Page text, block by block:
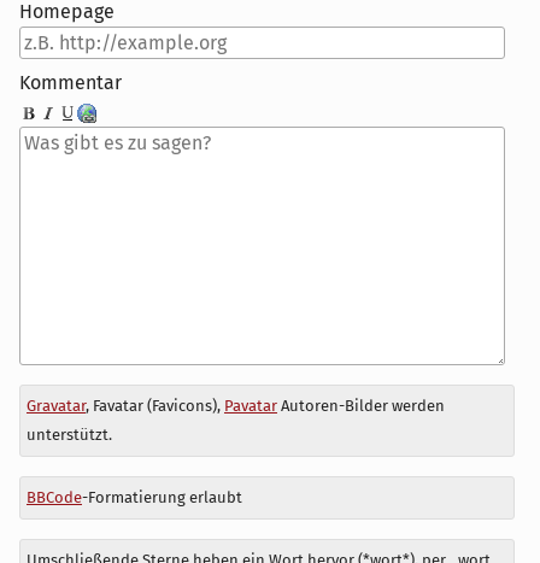
Homepage
Kommentar
Antwort
zu
Gravatar, Favatar (Favicons), PavatarAutoren-Bilder werden
unterstützt.
BBCode-Formatierung erlaubt